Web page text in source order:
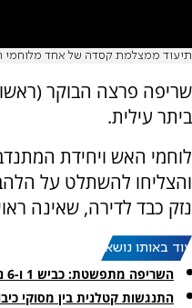
תיעוד ממצלמת קסדה של אחד מלוחמי
שריפה פרצה הבוקר
ביתר עילית.
לוחמי האש ויחידת
והצליחו להשתלט על
נזק כבד לדירה, שאינה
עוד באותו נושא:
השריפה מתפשטת: כביש 1 ו-6 נסגרו
התנגשות קטלנית בין מסוקי